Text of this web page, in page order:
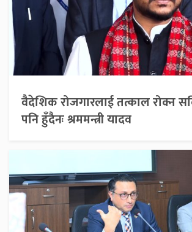
वैदेशिक रोजगारलाई तत्काल रोक्न
पनि हुँदैनः श्रममन्त्री यादव